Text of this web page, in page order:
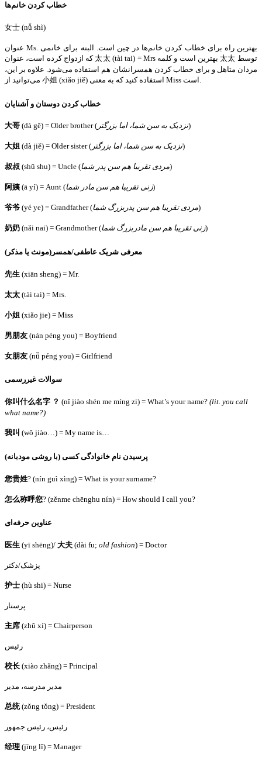
خطاب کردن خانم‌ها
女士 (nǚ shì)
عنوان Ms. بهترین راه برای خطاب کردن خانم‌ها در چین است. البته برای خانمی
که ازدواج کرده است، عنوان 太太 (tài tai) = Mrs بهترین است و کلمه 太太 توسط
مردان متاهل و برای خطاب کردن همسرانشان هم استفاده می‌شود. علاوه بر این،
خطاب کردن دوستان و آشنایان
大哥 (dà gē) = Older brother ( نزدیک به سن شما، اما بزرگتر)
大姐 (dà jiě) = Older sister ( نزدیک به سن شما، اما بزرگتر)
叔叔 (shū shu) = Uncle (مردی تقریبا هم سن پدر شما)
阿姨 (ā yí) = Aunt (زنی تقریبا هم سن مادر شما)
爷爷 (yé ye) = Grandfather (مردی تقریبا هم سن پدربزرگ شما)
奶奶 (nǎi nai) = Grandmother (زنی تقریبا هم سن مادربزرگ شما)
معرفی شریک عاطفی/همسر(مونث یا مذکر)
先生 (xiān sheng) = Mr.
太太 (tài tai) = Mrs.
小姐 (xiǎo jie) = Miss
男朋友 (nán péng you) = Boyfriend
女朋友 (nǚ péng you) = Girlfriend
سوالات غیررسمی
你叫什么名字 ？ (nǐ jiào shén me míng zi) = What’s your name? (lit. you call
what name?)
我叫 (wǒ jiào…) = My name is…
پرسیدن نام خانوادگی کسی (با روشی مودبانه)
您贵姓? (nín guì xìng) = What is your surname?
怎么称呼您? (zěnme chēnghu nín) = How should I call you?
عناوین حرفه‌ای
医生 (yī shēng)/ 大夫 (dài fu; old fashion) = Doctor
پزشک/دکتر
护士 (hù shi) = Nurse
پرستار
主席 (zhǔ xí) = Chairperson
رئیس
校长 (xiào zhǎng) = Principal
مدیر مدرسه، مدیر
总统(zǒng tǒng) = President
رئیس، رئیس جمهور
经理 (jīng lǐ) = Manager